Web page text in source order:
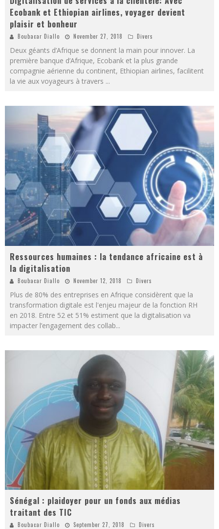
Ecobank et Ethiopian airlines, voyager devient
plaisir et bonheur
Boubacar Diallo November 27, 2018 Divers
Deux géants d’Afrique se donnent la main pour innover. La
première banque d’Afrique, Ecobank et la plus grande
compagnie aérienne du continent, Ethiopian airlines, facilitent
la vie aux voyageurs à travers ...
Ressources humaines : la tendance africaine est à
la digitalisation
Boubacar Diallo November 12, 2018 Divers
Plus de 80% des entreprises en Afrique considèrent que la
transformation digitale est l'enjeu majeur de la fonction RH
en 2018. Entre 52 et 51% estiment que la digitalisation va
impacter l’engagement des collab...
Sénégal : plaidoyer pour un fonds aux médias
traitant des TIC
Boubacar Diallo September 27, 2018 Divers